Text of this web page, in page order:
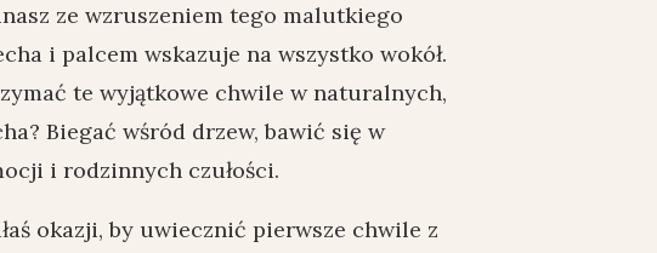
ze wzruszeniem tego malutkiego
i palcem wskazuje na wszystko wokół.
te wyjątkowe chwile w naturalnych,
Biegać wśród drzew, bawić się w
i rodzinnych czułości.
okazji, by uwiecznić pierwsze chwile z